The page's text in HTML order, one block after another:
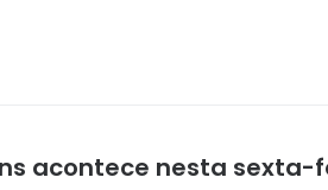
acontece nesta sexta-